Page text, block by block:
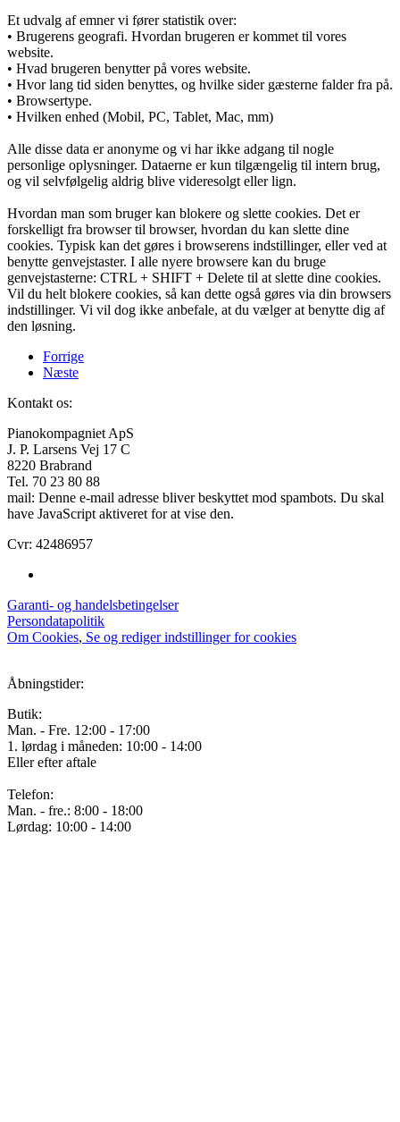
Et udvalg af emner vi fører statistik over:
• Brugerens geografi. Hvordan brugeren er kommet til vores
website.
• Hvad brugeren benytter på vores website.
• Hvor lang tid siden benyttes, og hvilke sider gæsterne falder fra på.
• Browsertype.
• Hvilken enhed (Mobil, PC, Tablet, Mac, mm)
Alle disse data er anonyme og vi har ikke adgang til nogle
personlige oplysninger. Dataerne er kun tilgængelig til intern brug,
og vil selvfølgelig aldrig blive videresolgt eller lign.
Hvordan man som bruger kan blokere og slette cookies. Det er
forskelligt fra browser til browser, hvordan du kan slette dine
cookies. Typisk kan det gøres i browserens indstillinger, eller ved at
benytte genvejstaster. I alle nyere browsere kan du bruge
genvejstasterne: CTRL + SHIFT + Delete til at slette dine cookies.
Vil du helt blokere cookies, så kan dette også gøres via din browsers
indstillinger. Vi vil dog ikke anbefale, at du vælger at benytte dig af
den løsning.
Forrige
Næste
Kontakt os:
Pianokompagniet ApS
J. P. Larsens Vej 17 C
8220 Brabrand
Tel. 70 23 80 88
mail: Denne e-mail adresse bliver beskyttet mod spambots. Du skal
have JavaScript aktiveret for at vise den.
Cvr: 42486957
Garanti- og handelsbetingelser
Persondatapolitik
Om Cookies, Se og rediger indstillinger for cookies
Åbningstider:
Butik:
Man. - Fre. 12:00 - 17:00
1. lørdag i måneden: 10:00 - 14:00
Eller efter aftale
Telefon:
Man. - fre.: 8:00 - 18:00
Lørdag: 10:00 - 14:00